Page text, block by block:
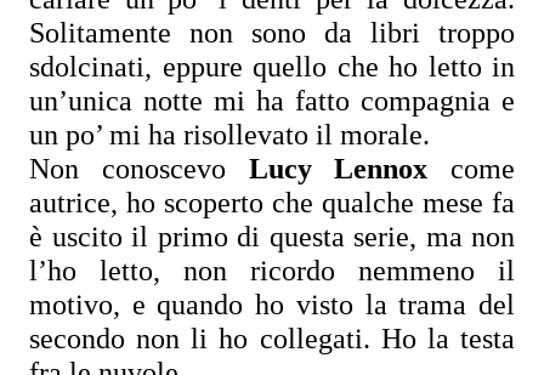
Solitamente non sono da libri troppo
sdolcinati, eppure quello che ho letto in
un’unica notte mi ha fatto compagnia e
un po’ mi ha risollevato il morale.
Non conoscevo Lucy Lennox come
autrice, ho scoperto che qualche mese fa
è uscito il primo di questa serie, ma non
l’ho letto, non ricordo nemmeno il
motivo, e quando ho visto la trama del
secondo non li ho collegati. Ho la testa